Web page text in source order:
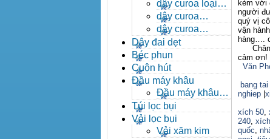
dây curoa loại
A,B,C,D,E
dây curoa
SPZ,SPA,SPB,SPC
dây curoa
XPZ,XPA,XPB,XPC
Dây đai dẹt
Béc phun
Cuộn hút
Đầu máy khâu
Đầu máy khâu
Bafang
Túi lọc bụi
Vải lọc bụi
Vải xăm kim
kèm với
người
quý vị
vận
hàng….
Chân
cảm ơn!
Văn
bang
nghiep
xích 50,
240,
quốc,